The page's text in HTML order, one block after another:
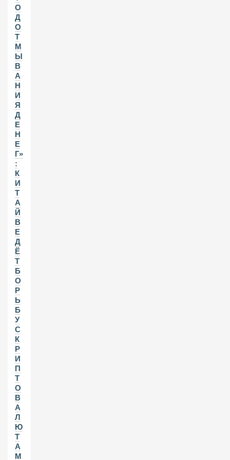
О
Д
О
Т
М
Ы
В
А
Н
И
Я
Д
Е
Н
Е
Г»
:
К
И
Т
А
Й
В
Е
Д
Ё
Т
Б
О
Р
Ь
Б
У
С
К
Р
И
П
Т
О
В
А
Л
Ю
Т
А
М